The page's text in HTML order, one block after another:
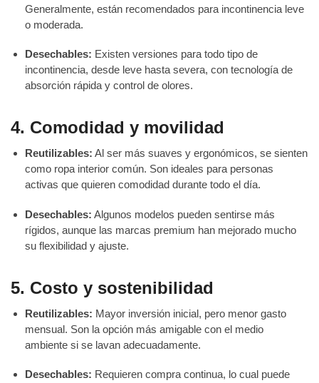
Generalmente, están recomendados para incontinencia leve
o moderada.
Desechables: Existen versiones para todo tipo de
incontinencia, desde leve hasta severa, con tecnología de
absorción rápida y control de olores.
4. Comodidad y movilidad
Reutilizables: Al ser más suaves y ergonómicos, se sienten
como ropa interior común. Son ideales para personas
activas que quieren comodidad durante todo el día.
Desechables: Algunos modelos pueden sentirse más
rígidos, aunque las marcas premium han mejorado mucho
su flexibilidad y ajuste.
5. Costo y sostenibilidad
Reutilizables: Mayor inversión inicial, pero menor gasto
mensual. Son la opción más amigable con el medio
ambiente si se lavan adecuadamente.
Desechables: Requieren compra continua, lo cual puede